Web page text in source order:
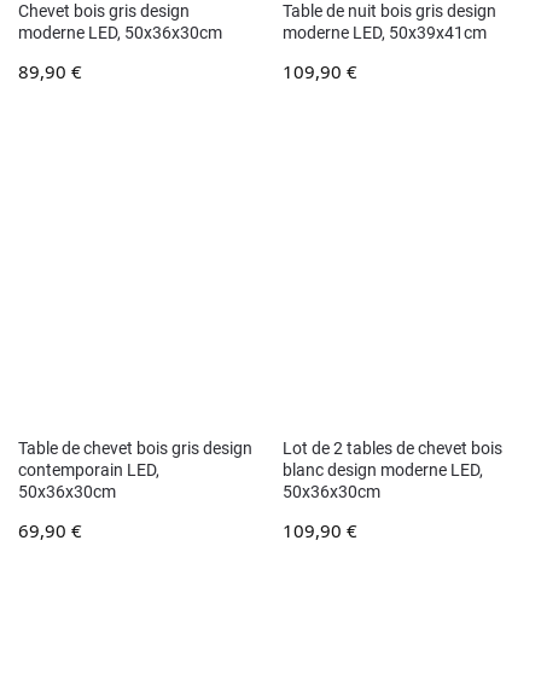
Chevet bois gris design
moderne LED, 50x36x30cm
89,90 €
Table de nuit bois gris design
moderne LED, 50x39x41cm
109,90 €
Table de chevet bois gris design
contemporain LED,
50x36x30cm
69,90 €
Lot de 2 tables de chevet bois
blanc design moderne LED,
50x36x30cm
109,90 €